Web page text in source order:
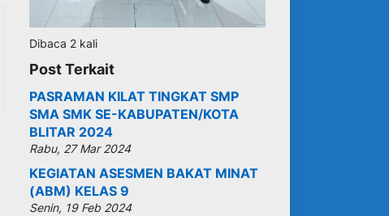
Dibaca 2 kali
Post Terkait
PASRAMAN KILAT TINGKAT SMP
SMA SMK SE-KABUPATEN/KOTA
BLITAR 2024
Rabu, 27 Mar 2024
KEGIATAN ASESMEN BAKAT MINAT
(ABM) KELAS 9
Senin, 19 Feb 2024